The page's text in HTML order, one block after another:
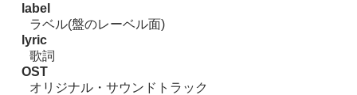
label
ラベル(盤のレーベル面)
lyric
歌詞
OST
オリジナル・サウンドトラック